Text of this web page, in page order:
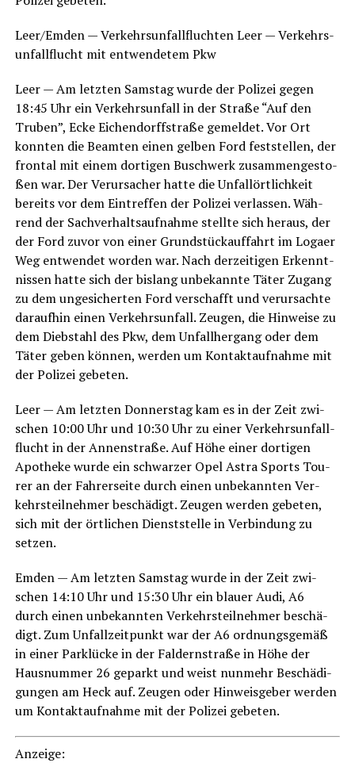
Leer/Emden — Ver­kehrs­un­fall­fluch­ten Leer — Ver­kehrs­
un­fall­flucht mit ent­wen­de­tem Pkw
Leer — Am letz­ten Sams­tag wur­de der Poli­zei gegen
18:45 Uhr ein Ver­kehrs­un­fall in der Stra­ße “Auf den
Tru­ben”, Ecke Eichen­dorff­stra­ße gemel­det. Vor Ort
konn­ten die Beam­ten einen gel­ben Ford fest­stel­len, der
fron­tal mit einem dor­ti­gen Busch­werk zusam­men­ge­sto­
ßen war. Der Ver­ur­sa­cher hat­te die Unfal­lört­lich­keit
bereits vor dem Ein­tref­fen der Poli­zei ver­las­sen. Wäh­
rend der Sach­ver­halts­auf­nah­me stell­te sich her­aus, der
der Ford zuvor von einer Grund­stück­auf­fahrt im Logaer
Weg ent­wen­det wor­den war. Nach der­zei­ti­gen Erkennt­
nis­sen hat­te sich der bis­lang unbe­kann­te Täter Zugang
zu dem unge­si­cher­ten Ford ver­schafft und ver­ur­sach­te
dar­auf­hin einen Ver­kehrs­un­fall. Zeu­gen, die Hin­wei­se zu
dem Dieb­stahl des Pkw, dem Unfall­her­gang oder dem
Täter geben kön­nen, wer­den um Kon­takt­auf­nah­me mit
der Poli­zei gebeten.
Leer — Am letz­ten Don­ners­tag kam es in der Zeit zwi­
schen 10:00 Uhr und 10:30 Uhr zu einer Ver­kehrs­un­fall­
flucht in der Annen­stra­ße. Auf Höhe einer dor­ti­gen
Apo­the­ke wur­de ein schwar­zer Opel Astra Sports Tou­
rer an der Fah­rer­sei­te durch einen unbe­kann­ten Ver­
kehrs­teil­neh­mer beschä­digt. Zeu­gen wer­den gebe­ten,
sich mit der ört­li­chen Dienst­stel­le in Ver­bin­dung zu
setzen.
Emden — Am letz­ten Sams­tag wur­de in der Zeit zwi­
schen 14:10 Uhr und 15:30 Uhr ein blau­er Audi, A6
durch einen unbe­kann­ten Ver­kehrs­teil­neh­mer beschä­
digt. Zum Unfall­zeit­punkt war der A6 ord­nungs­ge­mäß
in einer Park­lü­cke in der Fald­ern­stra­ße in Höhe der
Haus­num­mer 26 geparkt und weist nun­mehr Beschä­di­
gun­gen am Heck auf. Zeu­gen oder Hin­weis­ge­ber wer­den
um Kon­takt­auf­nah­me mit der Poli­zei gebeten.
Anzei­ge: